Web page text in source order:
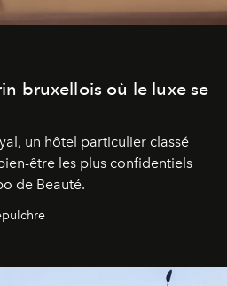
bruxellois où le luxe se
un hôtel particulier classé
être les plus confidentiels
de Beauté.